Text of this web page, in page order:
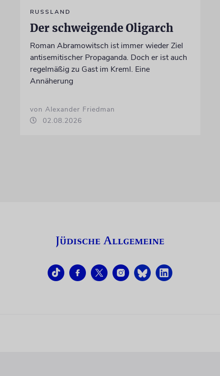
RUSSLAND
Der schweigende Oligarch
Roman Abramowitsch ist immer wieder Ziel
antisemitischer Propaganda. Doch er ist auch
regelmäßig zu Gast im Kreml. Eine
Annäherung
von Alexander Friedman
02.08.2026